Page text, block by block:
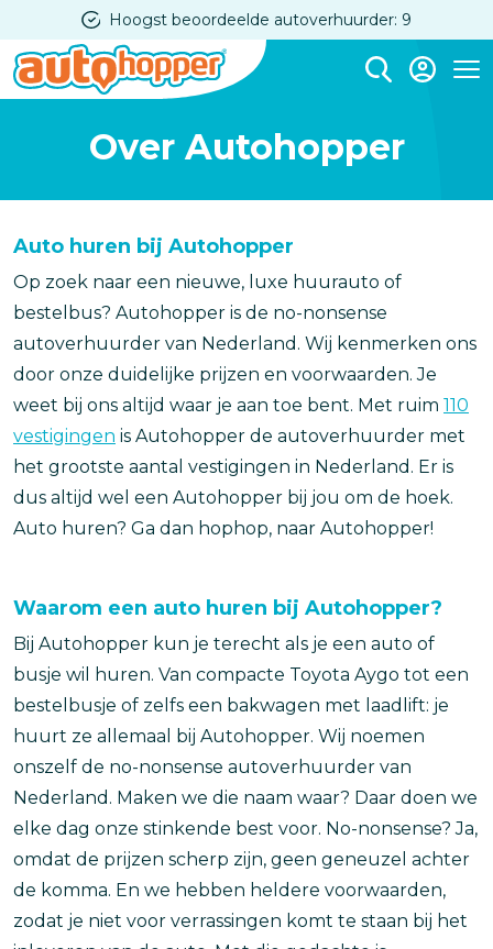
Overslaan
en
naar
Hoogst beoordeelde autoverhuurder: 9
Over Autohopper
Auto huren bij Autohopper
Op zoek naar een nieuwe, luxe huurauto of
bestelbus? Autohopper is de no-nonsense
autoverhuurder van Nederland. Wij kenmerken ons
door onze duidelijke prijzen en voorwaarden. Je
weet bij ons altijd waar je aan toe bent. Met ruim 110
vestigingen is Autohopper de autoverhuurder met
het grootste aantal vestigingen in Nederland. Er is
dus altijd wel een Autohopper bij jou om de hoek.
Auto huren? Ga dan hophop, naar Autohopper!
Waarom een auto huren bij Autohopper?
Bij Autohopper kun je terecht als je een auto of
busje wil huren. Van compacte Toyota Aygo tot een
bestelbusje of zelfs een bakwagen met laadlift: je
huurt ze allemaal bij Autohopper. Wij noemen
onszelf de no-nonsense autoverhuurder van
Nederland. Maken we die naam waar? Daar doen we
elke dag onze stinkende best voor. No-nonsense? Ja,
omdat de prijzen scherp zijn, geen geneuzel achter
de komma. En we hebben heldere voorwaarden,
zodat je niet voor verrassingen komt te staan bij het